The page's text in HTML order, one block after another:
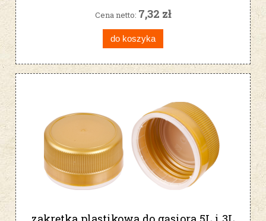
Cena netto: 7,32 zł
do koszyka